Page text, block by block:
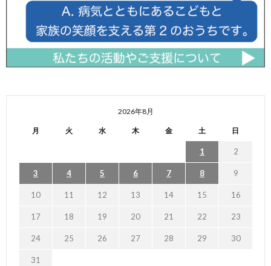
2026年8月
月 火 水 木 金 土 日
1 2
3 4 5 6 7 8 9
10 11 12 13 14 15 16
17 18 19 20 21 22 23
24 25 26 27 28 29 30
31